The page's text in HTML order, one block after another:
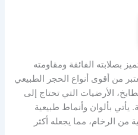
بصلابته الفائقة ومقاومته
من أقوى أنواع الحجر الطبيعي
الأرضيات التي تحتاج إلى
بألوان وأنماط طبيعية
من الرخام، مما يجعله أكثر